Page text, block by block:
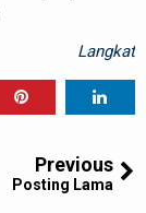
Langkat
Previous
Posting Lama